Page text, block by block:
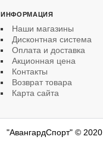
ИНФОРМАЦИЯ
Наши магазины
Дисконтная система
Оплата и доставка
Акционная цена
Контакты
Возврат товара
Карта сайта
"АвангардСпорт" © 2020